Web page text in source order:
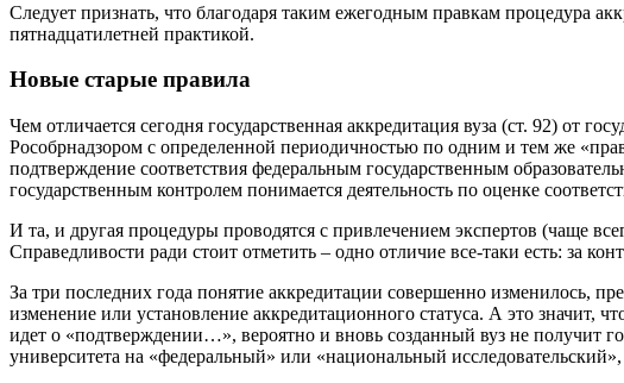
Следует признать, что благодаря таким ежегодным правкам процедура
пятнадцатилетней практикой.
Новые старые правила
Чем отличается сегодня государственная аккредитация вуза (ст. 92) от
Рособрнадзором с определенной периодичностью по одним и тем же
подтверждение соответствия федеральным государственным
государственным контролем понимается деятельность по оценке
И та, и другая процедуры проводятся с привлечением экспертов (чаще
Справедливости ради стоит отметить – одно отличие все­-таки есть: за
За три последних года понятие аккредитации совершенно изменилось,
изменение или установление аккредитационного статуса. А это значит,
идет о «подтверждении…», вероятно и вновь созданный вуз не получит
университета на «федеральный» или «национальный